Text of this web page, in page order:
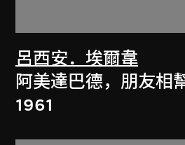
呂西安．埃爾韋
阿美達巴德，朋友相
1961